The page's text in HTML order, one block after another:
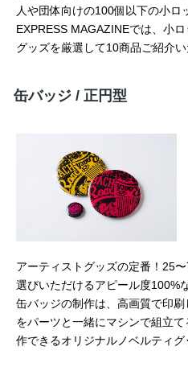
人や団体向けの100個以下の小ロ
EXPRESS MAGAZINEでは、小
グッズを厳選して10商品ご紹介い
缶バッジ / 正円型
アーティストグッズの定番！25
選びいただけるアピール度100%
缶バッジの制作は、高画質で印
をパーツと一緒にマシンで組立
作できるオリジナルノベルティグ